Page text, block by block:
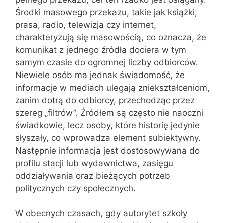
Środki masowego przekazu, takie jak książki,
prasa, radio, telewizja czy internet,
charakteryzują się masowością, co oznacza, że
komunikat z jednego źródła dociera w tym
samym czasie do ogromnej liczby odbiorców.
Niewiele osób ma jednak świadomość, że
informacje w mediach ulegają zniekształceniom,
zanim dotrą do odbiorcy, przechodząc przez
szereg „filtrów”. Źródłem są często nie naoczni
świadkowie, lecz osoby, które historię jedynie
słyszały, co wprowadza element subiektywny.
Następnie informacja jest dostosowywana do
profilu stacji lub wydawnictwa, zasięgu
oddziaływania oraz bieżących potrzeb
politycznych czy społecznych.
W obecnych czasach, gdy autorytet szkoły